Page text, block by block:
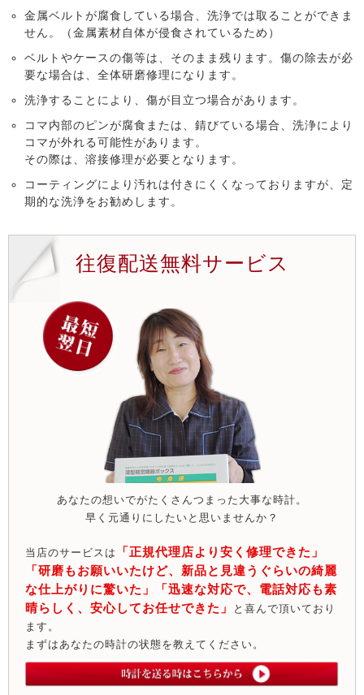
金属ベルトが腐食している場合、洗浄では取ることができま
せん。（金属素材自体が侵食されているため）
ベルトやケースの傷等は、そのまま残ります。傷の除去が必
要な場合は、全体研磨修理になります。
洗浄することにより、傷が目立つ場合があります。
コマ内部のピンが腐食または、錆びている場合、洗浄により
コマが外れる可能性があります。
その際は、溶接修理が必要となります。
コーティングにより汚れは付きにくくなっておりますが、定
期的な洗浄をお勧めします。
往復配送無料サービス
あなたの想いでがたくさんつまった大事な時計。
早く元通りにしたいと思いませんか？
当店のサービスは
「正規代理店より安く修理できた」
「研磨もお願いいたけど、新品と見違うぐらいの綺麗
な仕上がりに驚いた」「迅速な対応で、電話対応も素
晴らしく、安心してお任せできた」
と喜んで頂いており
ます。
まずはあなたの時計の状態を教えてください。